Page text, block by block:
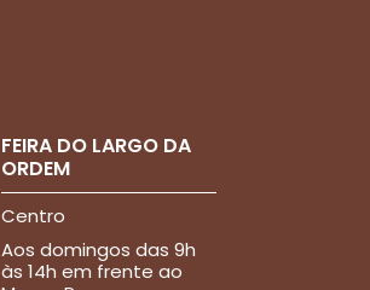
FEIRA DO LARGO DA
ORDEM
Centro
Aos domingos das 9h
às 14h em frente ao